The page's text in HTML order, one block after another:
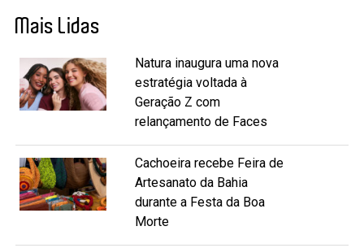
Mais Lidas
Natura inaugura uma nova
estratégia voltada à
Geração Z com
relançamento de Faces
Cachoeira recebe Feira de
Artesanato da Bahia
durante a Festa da Boa
Morte